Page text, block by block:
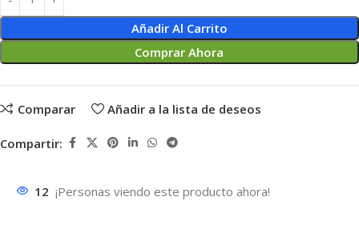
Añadir Al Carrito
Comprar Ahora
Comparar Añadir a la lista de deseos
Compartir:
12 ¡Personas viendo este producto ahora!